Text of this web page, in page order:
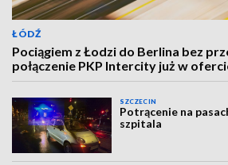
ŁÓDŹ
Pociągiem z Łodzi do Berlina bez
połączenie PKP Intercity już w
SZCZECIN
Potrącenie na
szpitala